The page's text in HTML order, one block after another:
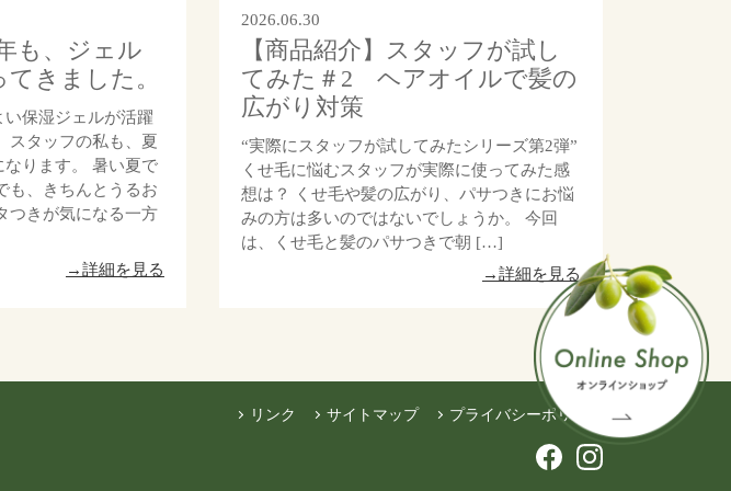
も、ジェル
きました。
保湿ジェルが活躍
スタッフの私も、夏
ります。 暑い夏で
も、きちんとうるお
つきが気になる一方
→詳細を見る
2026.06.30
【商品紹介】スタッフが試し
てみた＃2 ヘアオイルで髪の
広がり対策
“実際にスタッフが試してみたシリーズ第2弾”
くせ毛に悩むスタッフが実際に使ってみた感
想は？ くせ毛や髪の広がり、パサつきにお悩
みの方は多いのではないでしょうか。 今回
は、くせ毛と髪のパサつきで朝 […]
→詳細を見る
リンク サイトマップ プライバシーポリシー